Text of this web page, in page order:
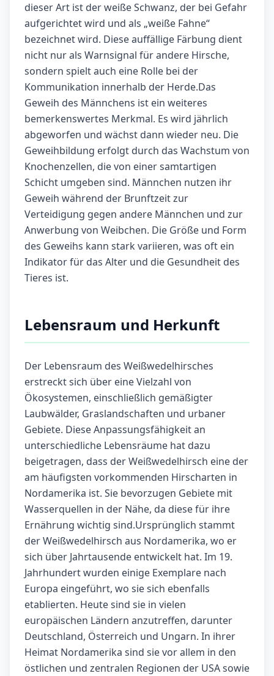
dieser Art ist der weiße Schwanz, der bei Gefahr
aufgerichtet wird und als „weiße Fahne“
bezeichnet wird. Diese auffällige Färbung dient
nicht nur als Warnsignal für andere Hirsche,
sondern spielt auch eine Rolle bei der
Kommunikation innerhalb der Herde.Das
Geweih des Männchens ist ein weiteres
bemerkenswertes Merkmal. Es wird jährlich
abgeworfen und wächst dann wieder neu. Die
Geweihbildung erfolgt durch das Wachstum von
Knochenzellen, die von einer samtartigen
Schicht umgeben sind. Männchen nutzen ihr
Geweih während der Brunftzeit zur
Verteidigung gegen andere Männchen und zur
Anwerbung von Weibchen. Die Größe und Form
des Geweihs kann stark variieren, was oft ein
Indikator für das Alter und die Gesundheit des
Tieres ist.
Lebensraum und Herkunft
Der Lebensraum des Weißwedelhirsches
erstreckt sich über eine Vielzahl von
Ökosystemen, einschließlich gemäßigter
Laubwälder, Graslandschaften und urbaner
Gebiete. Diese Anpassungsfähigkeit an
unterschiedliche Lebensräume hat dazu
beigetragen, dass der Weißwedelhirsch eine der
am häufigsten vorkommenden Hirscharten in
Nordamerika ist. Sie bevorzugen Gebiete mit
Wasserquellen in der Nähe, da diese für ihre
Ernährung wichtig sind.Ursprünglich stammt
der Weißwedelhirsch aus Nordamerika, wo er
sich über Jahrtausende entwickelt hat. Im 19.
Jahrhundert wurden einige Exemplare nach
Europa eingeführt, wo sie sich ebenfalls
etablierten. Heute sind sie in vielen
europäischen Ländern anzutreffen, darunter
Deutschland, Österreich und Ungarn. In ihrer
Heimat Nordamerika sind sie vor allem in den
östlichen und zentralen Regionen der USA sowie